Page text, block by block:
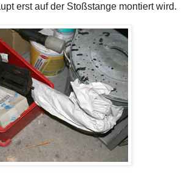
erst auf der Stoßstange montiert wird.